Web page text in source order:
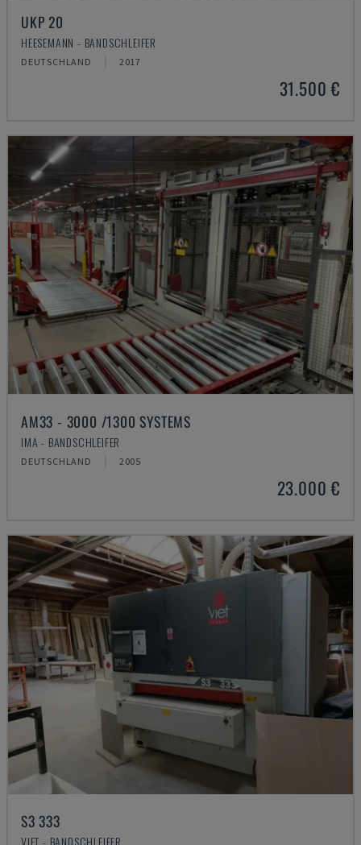
UKP 20
HEESEMANN - BANDSCHLEIFER
DEUTSCHLAND 2017
31.500 €
AM33 - 3000 /1300 SYSTEMS
IMA - BANDSCHLEIFER
DEUTSCHLAND 2005
23.000 €
S3 333
VIET - BANDSCHLEIFER